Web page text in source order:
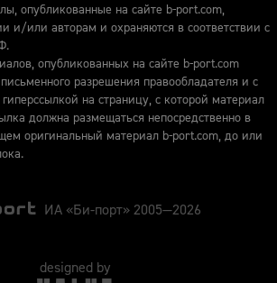
опубликованные на сайте b-port.com,
и/или авторам и охраняются в соответствии с
опубликованных на сайте b-port.com
разрешения правообладателя и с
на страницу, с которой материал
должна размещаться непосредственно в
оригинальный материал b-port.com, до или
ИА «Би-порт» 2005—2026
designed by